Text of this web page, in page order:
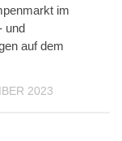
im
und
auf dem
2023